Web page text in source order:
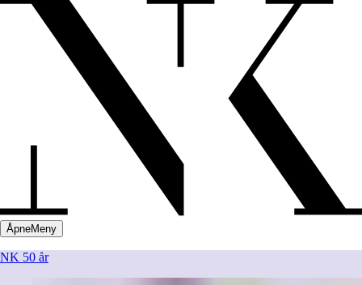
ÅpneMeny
NK 50 år